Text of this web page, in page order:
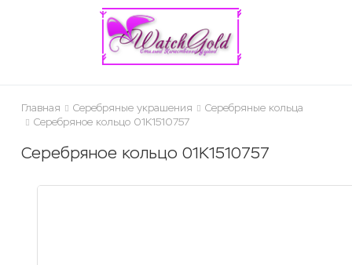
Главная Серебряные украшения
Серебряные кольца
Серебряное кольцо 01К1510757
Серебряное кольцо 01К1510757